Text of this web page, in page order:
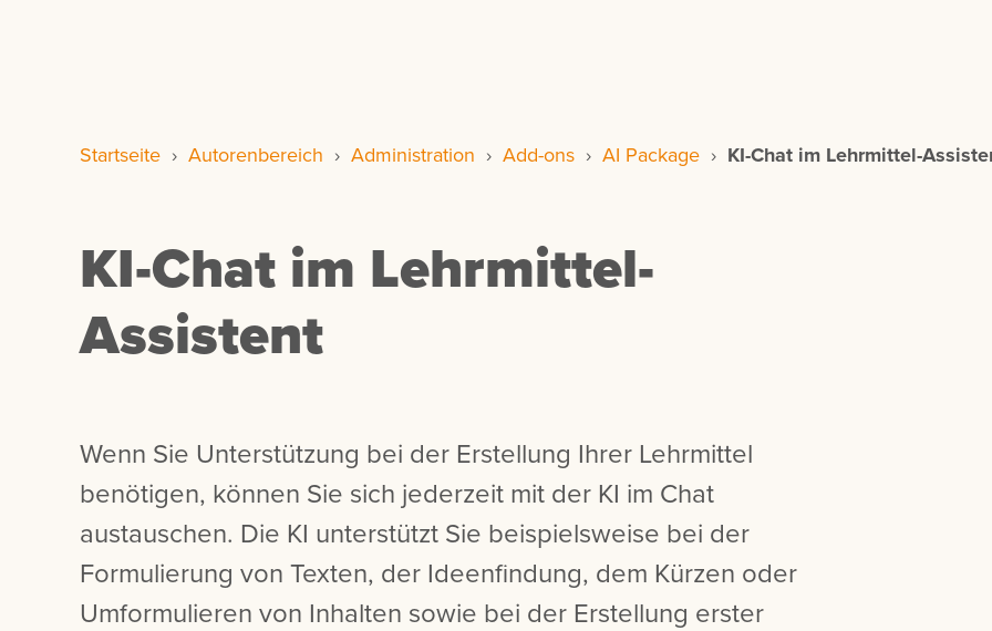
Startseite › Autorenbereich › Administration › Add-ons › AI Package › KI-Chat im Lehrmittel-
KI-Chat im Lehrmittel-
Assistent
Wenn Sie Unterstützung bei der Erstellung Ihrer Lehrmittel
benötigen, können Sie sich jederzeit mit der KI im Chat
austauschen. Die KI unterstützt Sie beispielsweise bei der
Formulierung von Texten, der Ideenfindung, dem Kürzen oder
Umformulieren von Inhalten sowie bei der Erstellung erster